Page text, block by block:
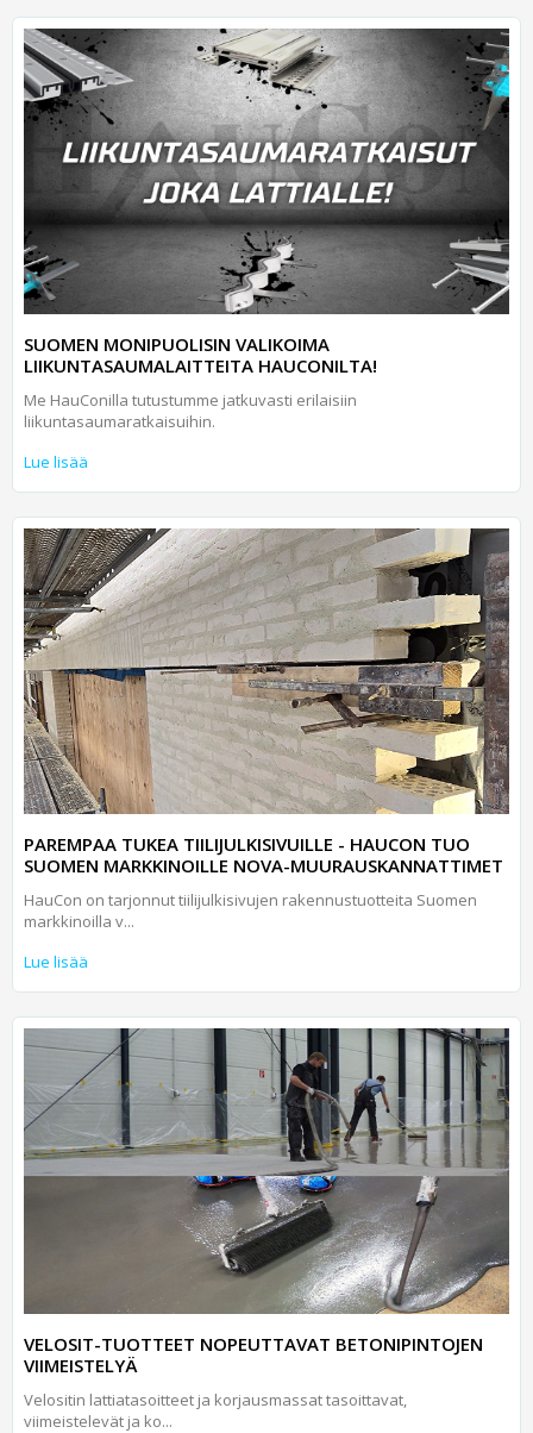
SUOMEN MONIPUOLISIN VALIKOIMA
LIIKUNTASAUMALAITTEITA HAUCONILTA!
Me HauConilla tutustumme jatkuvasti erilaisiin
liikuntasaumaratkaisuihin.
Lue lisää
PAREMPAA TUKEA TIILIJULKISIVUILLE - HAUCON TUO
SUOMEN MARKKINOILLE NOVA-MUURAUSKANNATTIMET
HauCon on tarjonnut tiilijulkisivujen rakennustuotteita Suomen
markkinoilla v...
Lue lisää
VELOSIT-TUOTTEET NOPEUTTAVAT BETONIPINTOJEN
VIIMEISTELYÄ
Velositin lattiatasoitteet ja korjausmassat tasoittavat,
viimeistelevät ja ko...